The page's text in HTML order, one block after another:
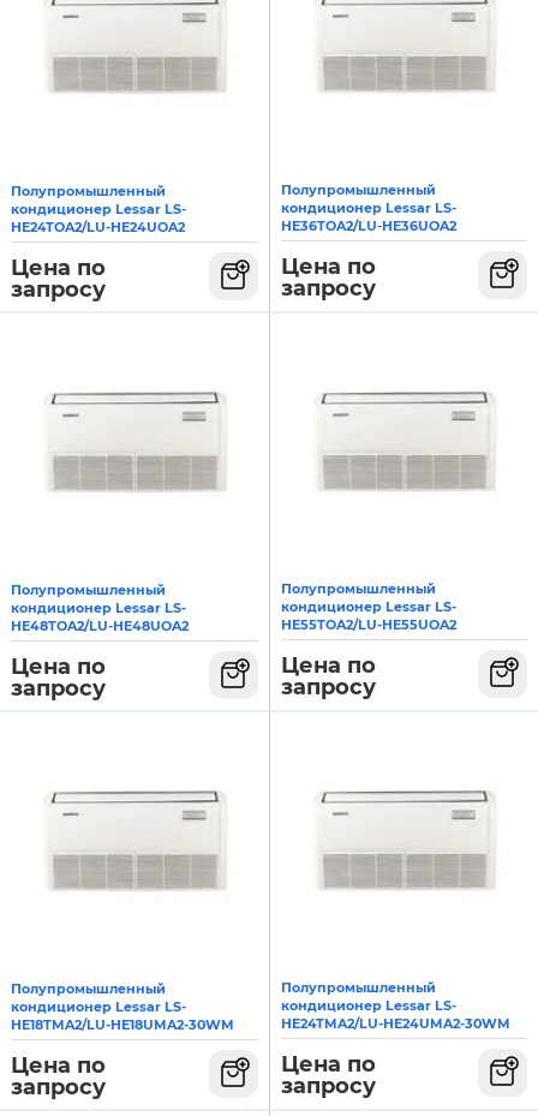
Полупромышленный
кондиционер Lessar LS-
HE24TOA2/LU-HE24UOA2
Цена по
запросу
Полупромышленный
кондиционер Lessar LS-
HE36TOA2/LU-HE36UOA2
Цена по
запросу
Полупромышленный
кондиционер Lessar LS-
HE48TOA2/LU-HE48UOA2
Цена по
запросу
Полупромышленный
кондиционер Lessar LS-
HE55TOA2/LU-HE55UOA2
Цена по
запросу
Полупромышленный
кондиционер Lessar LS-
HE18TMA2/LU-HE18UMA2-30WM
Цена по
запросу
Полупромышленный
кондиционер Lessar LS-
HE24TMA2/LU-HE24UMA2-30WM
Цена по
запросу